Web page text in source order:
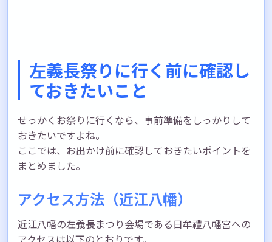
左義長祭りに行く前に確認し
ておきたいこと
せっかくお祭りに行くなら、事前準備をしっかりして
おきたいですよね。
ここでは、お出かけ前に確認しておきたいポイントを
まとめました。
アクセス方法（近江八幡）
近江八幡の左義長まつり会場である日牟禮八幡宮への
アクセスは以下のとおりです。